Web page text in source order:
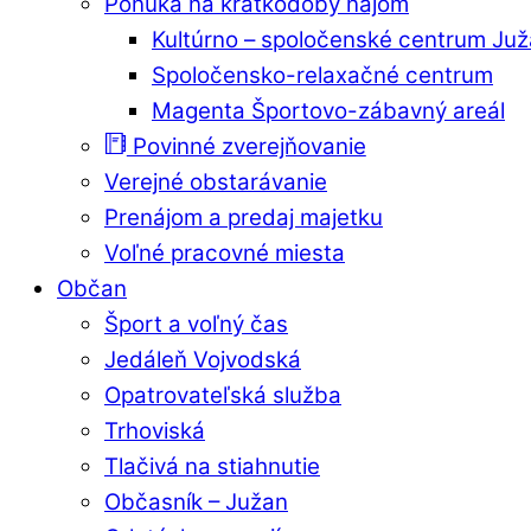
Kultúrno – spoločenské centrum
Spoločensko-relaxačné centrum
Magenta Športovo-zábavný areál
Povinné zverejňovanie
Verejné obstarávanie
Prenájom a predaj majetku
Voľné pracovné miesta
Občan
Šport a voľný čas
Jedáleň Vojvodská
Opatrovateľská služba
Trhoviská
Tlačivá na stiahnutie
Občasník – Južan